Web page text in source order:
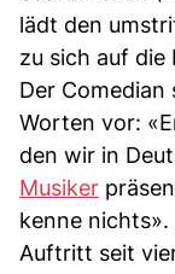
lädt den
zu sich auf die
Der
Worten vor:
den wir in
Musiker
kenne
Auftritt seit